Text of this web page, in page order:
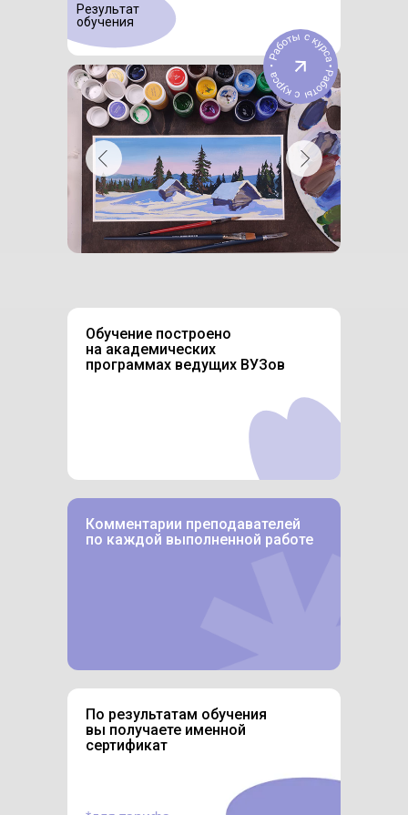
Результат
обучения
По результатам обучения
вы получаете именной
сертификат
Комментарии преподавателей
по каждой выполненной работе
Обучение построено
на академических
программах ведущих ВУЗов